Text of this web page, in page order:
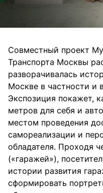
Совместный проект
Транспорта Москвы
разворачивалась
Москве в частности и
Экспозиция покажет,
метров для себя и
местом проведения
самореализации и
обладателя. Проходя
(«гаражей»),
истории развития
сформировать